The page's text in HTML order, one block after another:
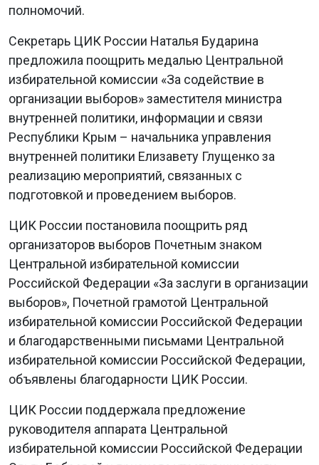
полномочий.
Секретарь ЦИК России Наталья Бударина
предложила поощрить медалью Центральной
избирательной комиссии «За содействие в
организации выборов» заместителя министра
внутренней политики, информации и связи
Республики Крым – начальника управления
внутренней политики Елизавету Глущенко за
реализацию мероприятий, связанных с
подготовкой и проведением выборов.
ЦИК России постановила поощрить ряд
организаторов выборов Почетным знаком
Центральной избирательной комиссии
Российской Федерации «За заслуги в организации
выборов», Почетной грамотой Центральной
избирательной комиссии Российской Федерации
и благодарственными письмами Центральной
избирательной комиссии Российской Федерации,
объявлены благодарности ЦИК России.
ЦИК России поддержала предложение
руководителя аппарата Центральной
избирательной комиссии Российской Федерации